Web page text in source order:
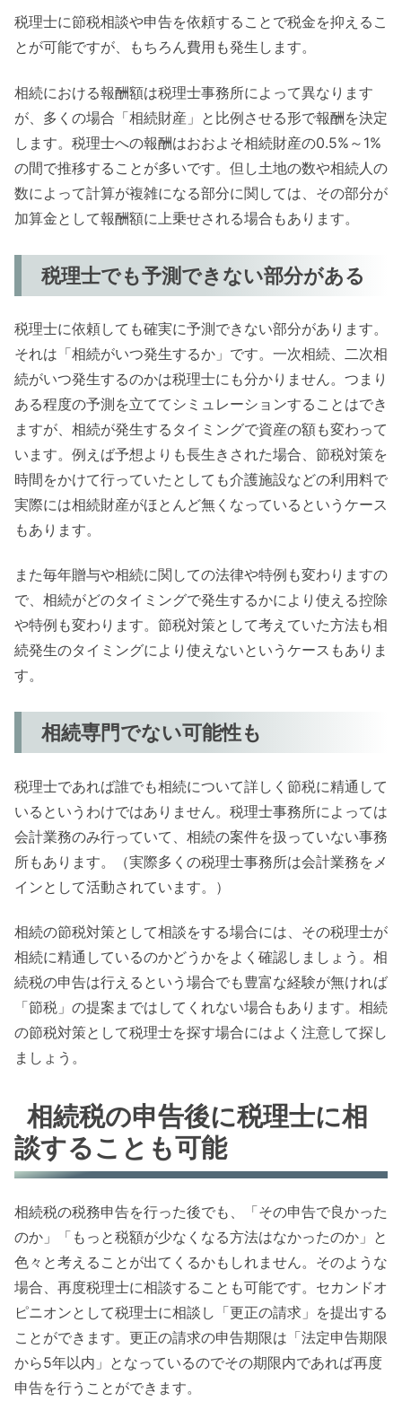
税理士に節税相談や申告を依頼することで税金を抑えるこ
とが可能ですが、もちろん費用も発生します。
相続における報酬額は税理士事務所によって異なります
が、多くの場合「相続財産」と比例させる形で報酬を決定
します。税理士への報酬はおおよそ相続財産の0.5%～1%
の間で推移することが多いです。但し土地の数や相続人の
数によって計算が複雑になる部分に関しては、その部分が
加算金として報酬額に上乗せされる場合もあります。
税理士でも予測できない部分がある
税理士に依頼しても確実に予測できない部分があります。
それは「相続がいつ発生するか」です。一次相続、二次相
続がいつ発生するのかは税理士にも分かりません。つまり
ある程度の予測を立ててシミュレーションすることはでき
ますが、相続が発生するタイミングで資産の額も変わって
います。例えば予想よりも長生きされた場合、節税対策を
時間をかけて行っていたとしても介護施設などの利用料で
実際には相続財産がほとんど無くなっているというケース
もあります。
また毎年贈与や相続に関しての法律や特例も変わりますの
で、相続がどのタイミングで発生するかにより使える控除
や特例も変わります。節税対策として考えていた方法も相
続発生のタイミングにより使えないというケースもありま
す。
相続専門でない可能性も
税理士であれば誰でも相続について詳しく節税に精通して
いるというわけではありません。税理士事務所によっては
会計業務のみ行っていて、相続の案件を扱っていない事務
所もあります。（実際多くの税理士事務所は会計業務をメ
インとして活動されています。）
相続の節税対策として相談をする場合には、その税理士が
相続に精通しているのかどうかをよく確認しましょう。相
続税の申告は行えるという場合でも豊富な経験が無ければ
「節税」の提案まではしてくれない場合もあります。相続
の節税対策として税理士を探す場合にはよく注意して探し
ましょう。
相続税の申告後に税理士に相
談することも可能
相続税の税務申告を行った後でも、「その申告で良かった
のか」「もっと税額が少なくなる方法はなかったのか」と
色々と考えることが出てくるかもしれません。そのような
場合、再度税理士に相談することも可能です。セカンドオ
ピニオンとして税理士に相談し「更正の請求」を提出する
ことができます。更正の請求の申告期限は「法定申告期限
から5年以内」となっているのでその期限内であれば再度
申告を行うことができます。